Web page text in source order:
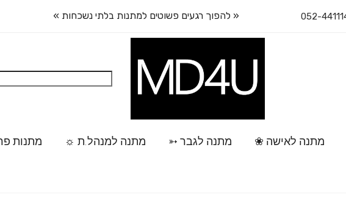
« להפוך רגעים פשוטים למתנות בלתי נשכחות »
מתנה לאישה ❀ מתנה לגבר ➳ מתנה למנהל.ת ☼ מתנות